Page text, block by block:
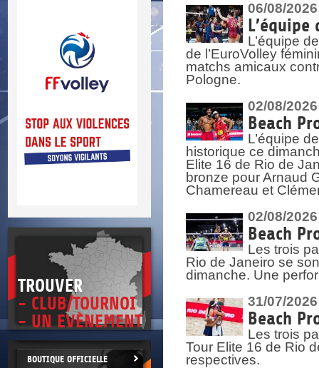
>
TROUVER
- CLUB/TOURNOI
- UN EVÈNEMENT
BOUTIQUE OFFICIELLE
06/08/2026
L’équipe
L’équipe
de l’EuroVolley
matchs amicaux
Pologne.
02/08/2026
Beach
L’équipe
historique ce
Elite 16 de Rio de
bronze pour Arnaud
Chamereau et
02/08/2026
Beach
Les trois
Rio de Janeiro se
dimanche. Une
31/07/2026
Beach
Les trois
Tour Elite 16 de Rio
respectives.